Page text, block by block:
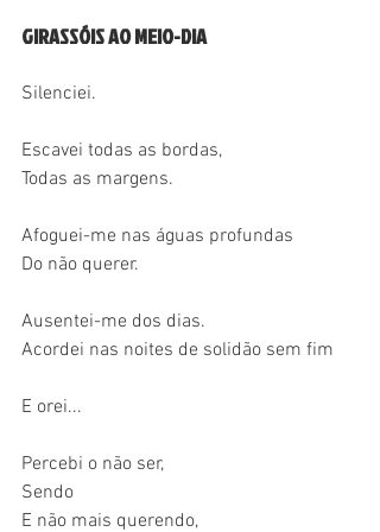
GIRASSÓIS AO MEIO-DIA
Silenciei.
Escavei todas as bordas,
Todas as margens.
Afoguei-me nas águas profundas
Do não querer.
Ausentei-me dos dias.
Acordei nas noites de solidão sem fim
E orei...
Percebi o não ser,
Sendo
E não mais querendo,